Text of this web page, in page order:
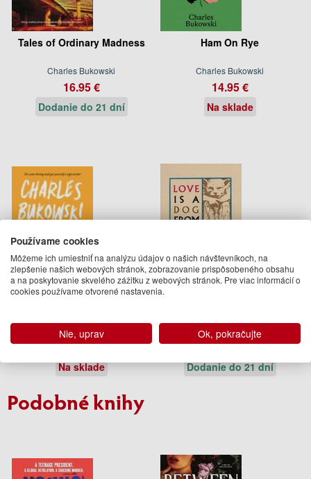
Tales of Ordinary Madness
Charles Bukowski
16.95 €
Dodanie do 21 dní
Ham On Rye
Charles Bukowski
14.95 €
Na sklade
Charles Bukowski
13.95 €
Na sklade
Charles Bukowski
15.95 €
Dodanie do 21 dní
Podobné knihy
Používame cookies
Môžeme ich umiestniť na analýzu údajov o našich návštevníkoch, na
zlepšenie našich webových stránok, zobrazovanie prispôsobeného obsahu
a na poskytovanie skvelého zážitku z webových stránok. Pre viac informácií o
cookies používame otvorené nastavenia.
Nie, uprav Ok, pokračujte